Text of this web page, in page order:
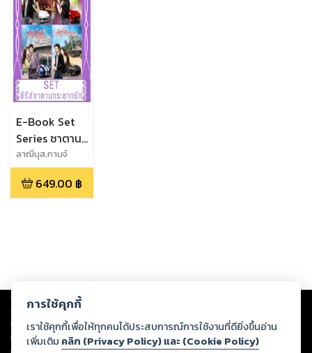
E-Book Set
Series ซาตาน
กระชากรัก
ลาฌีนุส,กานจ์
แก้ว,กรกวี,แพรพริ
มา
649.00 ฿
Copyright © 2026
ต่อผลงานหรือเนื้อหาใดที่อัปโหลดผ่านเว็บไซต์และปรากฏว่าละเมิดสิทธิใน
ทรัพย์สินทางปัญญาของบุคคลอื่นหรือขัดต่อกฎหมายและศีลธรรม ดังนั้น ผู้อ่าน
ทุกท่านโปรดใช้วิจารณญาณในการกลั่นกรองด้วยตนเอง และหากท่านพบว่าส่วน
การใช้คุกกี้
เราใช้คุกกี้เพื่อให้ทุกคนได้ประสบการณ์การใช้งานที่ดียิ่งขึ้นอ่าน
เพิ่มเติม คลิก (Privacy Policy) และ (Cookie Policy)